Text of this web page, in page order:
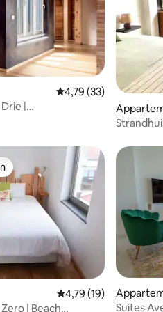
Gemiddelde
4,79 (33)
|
Gemiddelde
4,79 (19)
| Beach
Suites